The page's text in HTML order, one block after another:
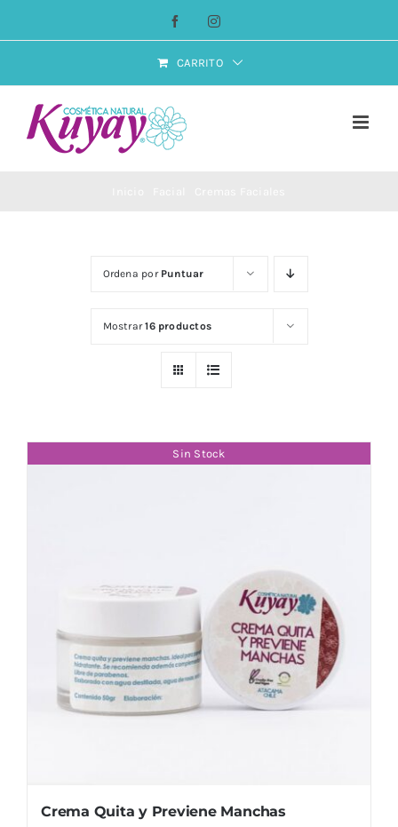
al
FacebookInstagram
CARRITO
Ordena por Puntuar
Mostrar16 productos
Sin Stock
Crema Quita y Previene Manchas